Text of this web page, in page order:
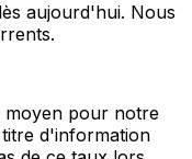
aujourd'hui. Nous
moyen pour notre
d'information